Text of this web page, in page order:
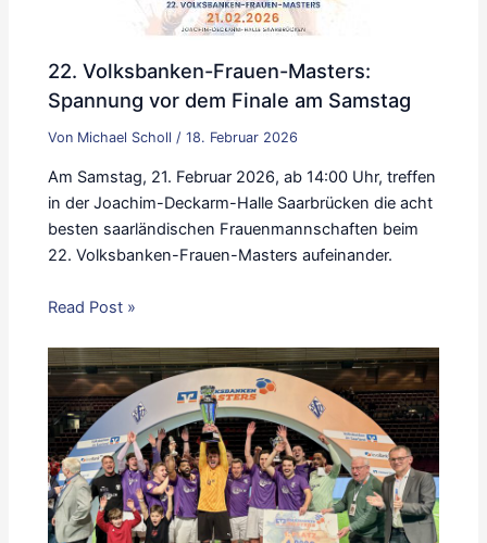
22. Volksbanken-Frauen-Masters:
Spannung vor dem Finale am Samstag
Von Michael Scholl /18. Februar 2026
Am Samstag, 21. Februar 2026, ab 14:00 Uhr, treffen
in der Joachim-Deckarm-Halle Saarbrücken die acht
besten saarländischen Frauenmannschaften beim
22. Volksbanken-Frauen-Masters aufeinander.
Read Post »